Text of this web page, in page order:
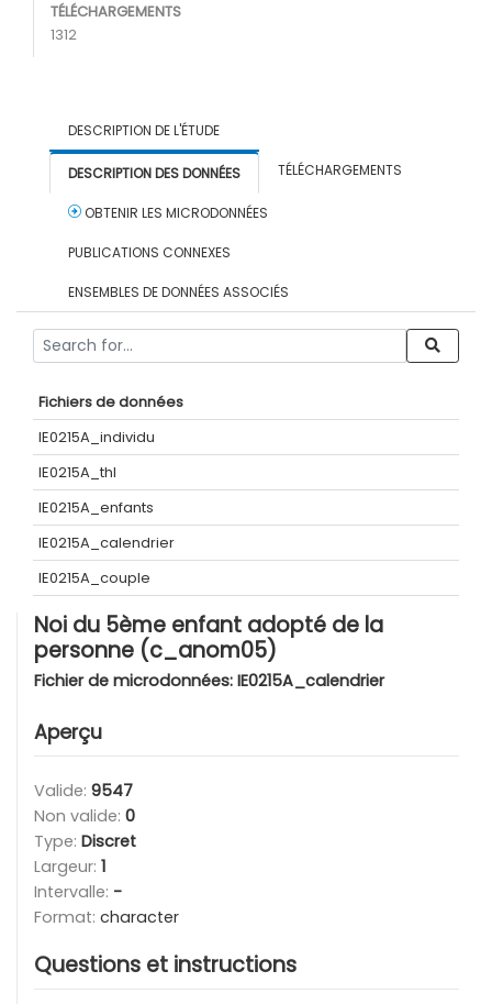
TÉLÉCHARGEMENTS
1312
DESCRIPTION DE L'ÉTUDE
DESCRIPTION DES DONNÉES TÉLÉCHARGEMENTS
OBTENIR LES MICRODONNÉES
PUBLICATIONS CONNEXES
ENSEMBLES DE DONNÉES ASSOCIÉS
Fichiers de données
IE0215A_individu
IE0215A_thl
IE0215A_enfants
IE0215A_calendrier
IE0215A_couple
Noi du 5ème enfant adopté de la
personne (c_anom05)
Fichier de microdonnées: IE0215A_calendrier
Aperçu
Valide: 9547
Non valide: 0
Type: Discret
Largeur: 1
Intervalle: -
Format: character
Questions et instructions